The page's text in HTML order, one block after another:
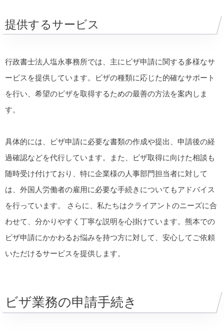
提供するサービス
行政書士法人塩永事務所では、主にビザ申請に関する多様なサ
ービスを提供しています。ビザの種類に応じた的確なサポート
を行い、希望のビザを取得するための最善の方法を案内しま
す。
具体的には、ビザ申請に必要な書類の作成や提出、申請後の経
過確認などを代行しています。また、ビザ取得に向けた相談も
随時受け付けており、特に企業様の人事部門担当者に対して
は、外国人労働者の雇用に必要な手続きについてもアドバイス
を行っています。 さらに、私たちはクライアントのニーズに合
わせて、分かりやすく丁寧な説明を心掛けています。熊本での
ビザ申請にかかわるお悩みを持つ方に対して、安心してご依頼
いただけるサービスを提供します。
ビザ業務の申請手続き